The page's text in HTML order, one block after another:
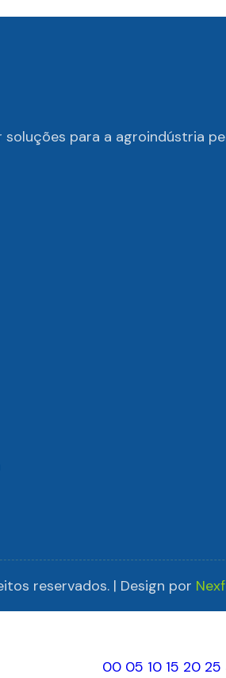
para a agroindústria
reservados. | Design por
00 05 10 15 20 25